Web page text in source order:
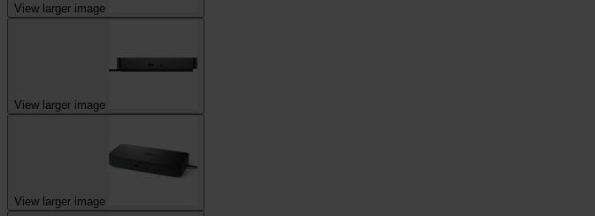
View larger image
View larger image
View larger image